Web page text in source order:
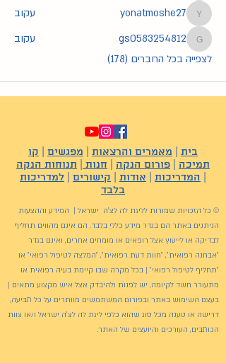
yonatmoshe27
yonatmoshe27 עקוב
gs0583254812
gs0583254812
עקוב
לצפייה בכל החברים (178)
בית מאמרים והרצאות מפגשים
קו
תמיכה
פורום הנקה חנות
תנוחות הנקה
המדריכות אודות קישורים
למדריכות
בלבד
© כל הזכויות שמורות לליגת לה לצ'ה ישראל | המידע וההצעות
הניתנים באתר הם בגדר מידע כללי בלבד. הם אינם מהווים תחליף
לבדיקה או לייעוץ אצל רופאים או מומחים אחרים, ואינם בגדר
"אבחנה רפואית", "חוות דעת רפואית", "המלצה לטיפול רפואי" או
"תחליף לטיפול רפואי" | בכל מקרה שבו קיימת בעיה רפואית או
מתעורר חשד לקיומה, יש לפנות ולהיבדק אצל איש מקצוע מתאים |
בעצם השימוש באתר ובפורום המשתמשים מוותרים על כל תביעה,
דרישה או טענה מכל סוג שהוא כלפי ליגת לה לצ'ה ישראל ו/או צוות
הכותבים, העורכים והיועצים של האתר.